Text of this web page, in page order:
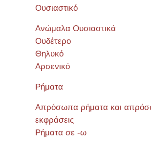
Ουσιαστικό
Ανώμαλα Ουσιαστικά
Ουδέτερο
Θηλυκό
Αρσενικό
Ρήματα
Απρόσωπα ρήματα και
εκφράσεις
Ρήματα σε -ω